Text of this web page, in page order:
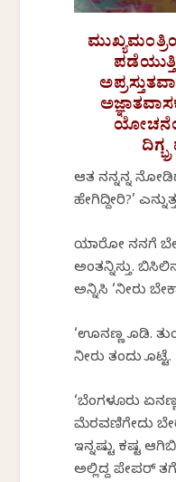
ಆತ ನನ್ನನ್ನ
ಹೇಗಿದ್ದೀರಿ?’
ಯಾರೋ ನನಗೆ
ಅಂತನ್ನಿಸ್ತು.
ಅನ್ನಿಸಿ ‘ನೀರು
‘ಊನಣ್ಣ ಕೊಡಿ.
ನೀರು ತಂದು ಕೊಟ್ಟೆ.
‘ಬೆಂಗಳೂರು
ಮೆರವಣಿಗೇದು
ಇನ್ನಷ್ಟು ಕಷ್ಟ
ಅಲ್ಲಿದ್ದ ಪೇಪರ್